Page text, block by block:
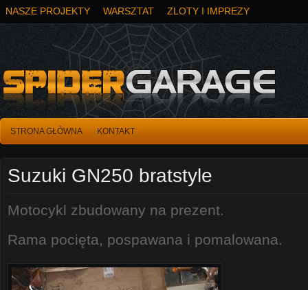
NASZE PROJEKTY WARSZTAT ZLOTY I IMPREZY
STRONA GŁÓWNA KONTAKT
Suzuki GN250 bratstyle
Motocykl zbudowany na prezent.
Rama pocięta, pospawana i pomalowana.